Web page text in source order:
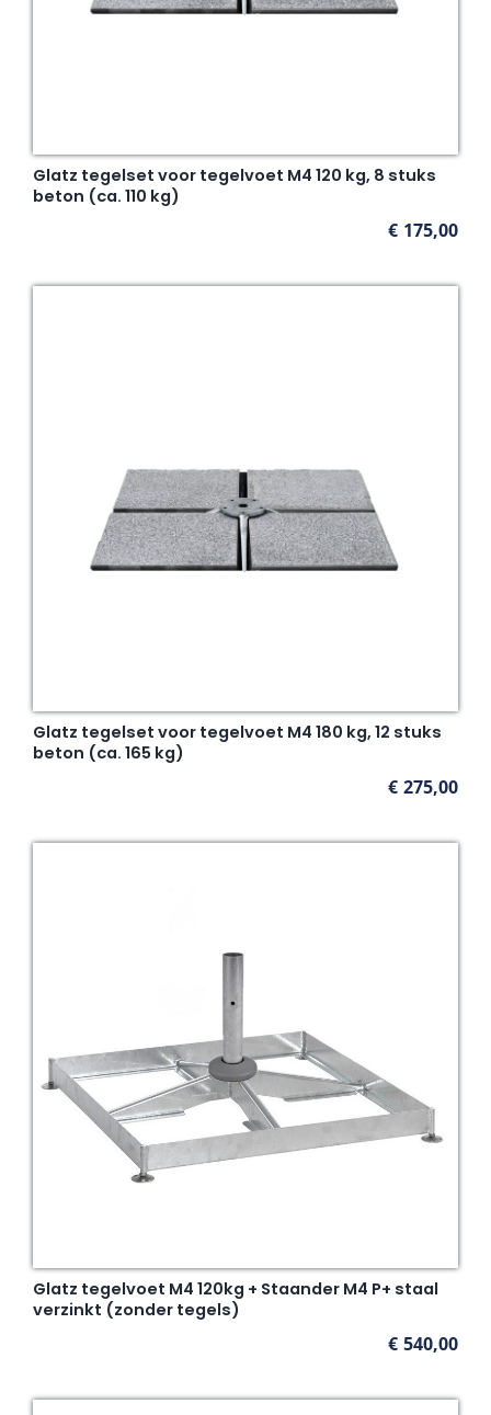
Glatz tegelset voor tegelvoet M4 120 kg, 8 stuks
beton (ca. 110 kg)
€ 175,00
Glatz tegelset voor tegelvoet M4 180 kg, 12 stuks
beton (ca. 165 kg)
€ 275,00
Glatz tegelvoet M4 120kg + Staander M4 P+ staal
verzinkt (zonder tegels)
€ 540,00